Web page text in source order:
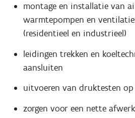
montage en installatie van
warmtepompen en
(residentieel en industrieel)
leidingen trekken en
aansluiten
uitvoeren van druktesten
zorgen voor een nette